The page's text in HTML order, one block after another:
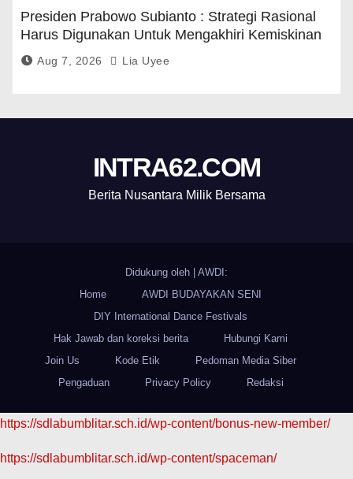
Presiden Prabowo Subianto : Strategi Rasional
Harus Digunakan Untuk Mengakhiri Kemiskinan
Aug 7, 2026 Lia Uyee
INTRA62.COM
Berita Nusantara Milik Bersama
Didukung oleh
AWDI:
Home
AWDI BUDAYAKAN SENI
DIY International Dance Festivals
Hak Jawab dan koreksi berita
Hubungi Kami
Join Us
Kode Etik
Pedoman Media Siber
Pengaduan
Privacy Policy Redaksi
https://sdlabumblitar.sch.id/wp-content/bonus-new-member/
https://sdlabumblitar.sch.id/wp-content/spaceman/